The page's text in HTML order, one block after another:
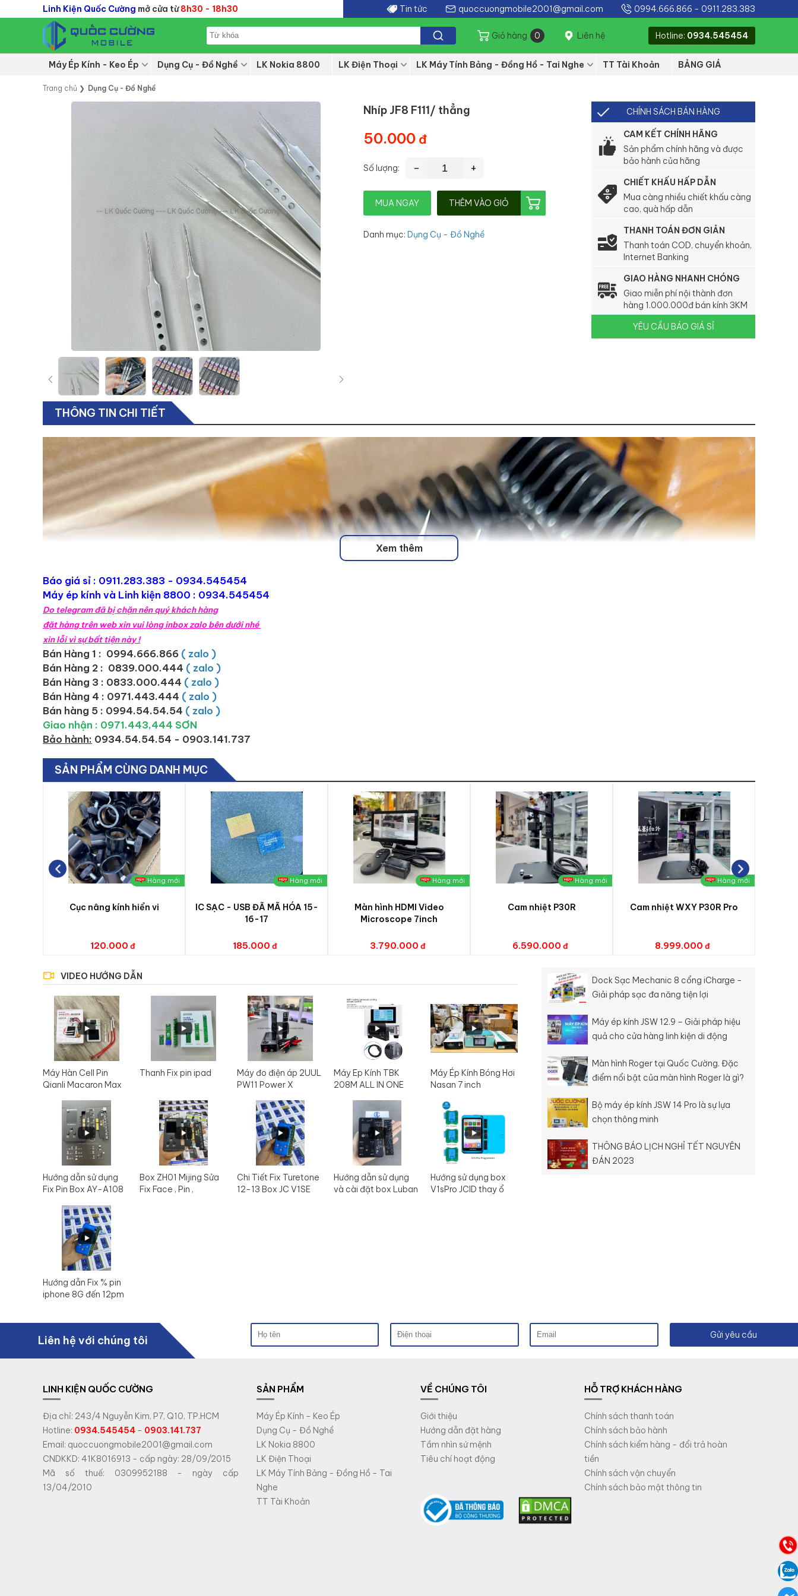
Linh Kiện Quốc Cường mở cửa từ8h30 - 18h30 Tin tức quoccuongmobile2001@gmail.com 0994.666.866 - 0911.283.383
Giỏ hàng 0 Liên hệ Hotline: 0934.545454
Máy Ép Kính - Keo Ép Dụng Cụ - Đồ Nghề LK Nokia 8800 LK Điện Thoại LK Máy Tính Bảng - Đồng Hồ - Tai Nghe TT Tài Khoản BẢNG GIÁ
Trang chủ ❯ Dụng Cụ - Đồ Nghề
Nhíp JF8 F111/ thẳng
50.000
Số lượng: - +
MUA NGAY THÊM VÀO GIỎ
Danh mục: Dụng Cụ - Đồ Nghề
CHÍNH SÁCH BÁN HÀNG
CAM KẾT CHÍNH HÃNG
Sản phẩm chính hãng và được
bảo hành của hãng
CHIẾT KHẤU HẤP DẪN
Mua càng nhiều chiết khấu càng
cao, quà hấp dẫn
THANH TOÁN ĐƠN GIẢN
Thanh toán COD, chuyển khoản,
Internet Banking
GIAO HÀNG NHANH CHÓNG
Giao miễn phí nội thành đơn
hàng 1.000.000đ bán kính 3KM
YÊU CẦU BÁO GIÁ SỈ
THÔNG TIN CHI TIẾT
Xem thêm
Báo giá sỉ : 0911.283.383 - 0934.545454
Máy ép kính và Linh kiện 8800 : 0934.545454
Do telegram đã bị chặn nên quý khách hàng
đặt hàng trên web xin vui lòng inbox zalo bên dưới nhé
xin lỗi vì sự bất tiện này !
Bán Hàng 1 : 0994.666.866 ( zalo )
Bán Hàng 2 : 0839.000.444 ( zalo )
Bán Hàng 3 : 0833.000.444 ( zalo )
Bán Hàng 4 : 0971.443.444 ( zalo )
Bán hàng 5 : 0994.54.54.54 ( zalo )
Giao nhận : 0971.443,444 SƠN
Bảo hành: 0934.54.54.54 - 0903.141.737
SẢN PHẨM CÙNG DANH MỤC
Hàng mới
Cục nâng kính hiển vi
120.000
Hàng mới
IC SẠC - USB ĐÃ MÃ HÓA 15-
16-17
185.000
Hàng mới
Màn hình HDMI Video
Microscope 7inch
3.790.000
Hàng mới
Cam nhiệt P30R
6.590.000
Hàng mới
Cam nhiệt WXY P30R Pro
8.999.000
VIDEO HƯỚNG DẪN
Máy Hàn Cell Pin
Qianli Macaron Max
Thanh Fix pin ipad
Máy đo điện áp 2UUL
PW11 Power X
Máy Ep Kính TBK
208M ALL IN ONE
Máy Ép Kính Bóng Hơi
Nasan 7 inch
Hướng dẫn sử dụng
Fix Pin Box AY-A108
nhất 2023
Box ZH01 Mijing Sửa
Fix Face , Pin ,
Chi Tiết Fix Turetone
12-13 Box JC V1SE
Hướng dẫn sử dụng
và cài đặt box Luban
Hướng sử dụng box
V1sPro JCID thay ổ
Hướng dẫn Fix % pin
iphone 8G đến 12pm
Dock Sạc Mechanic 8 cổng iCharge -
Giải pháp sạc đa năng tiện lợi
Máy ép kính JSW 12.9 – Giải pháp hiệu
quả cho cửa hàng linh kiện di động
Màn hình Roger tại Quốc Cường. Đặc
điểm nổi bật của màn hình Roger là gì?
Bộ máy ép kính JSW 14 Pro là sự lựa
chọn thông minh
THÔNG BÁO LỊCH NGHỈ TẾT NGUYÊN
ĐÁN 2023
Liên hệ với chúng tôi Gửi yêu cầu
LINH KIỆN QUỐC CƯỜNG
Địa chỉ: 243/4 Nguyễn Kim, P7, Q10, TP.HCM
Hotline: 0934.545454 - 0903.141.737
Email: quoccuongmobile2001@gmail.com
CNDKKD: 41K8016913 - cấp ngày: 28/09/2015
Mã số thuế: 0309952188 - ngày cấp
13/04/2010
SẢN PHẨM
Máy Ép Kính - Keo Ép
Dụng Cụ - Đồ Nghề
LK Nokia 8800
LK Điện Thoại
LK Máy Tính Bảng - Đồng Hồ - Tai
Nghe
TT Tài Khoản
VỀ CHÚNG TÔI
Giới thiệu
Hướng dẫn đặt hàng
Tầm nhìn sứ mệnh
Tiêu chí hoạt động
HỖ TRỢ KHÁCH HÀNG
Chính sách thanh toán
Chính sách bảo hành
Chính sách kiểm hàng - đổi trả hoàn
tiền
Chính sách vận chuyển
Chính sách bảo mật thông tin